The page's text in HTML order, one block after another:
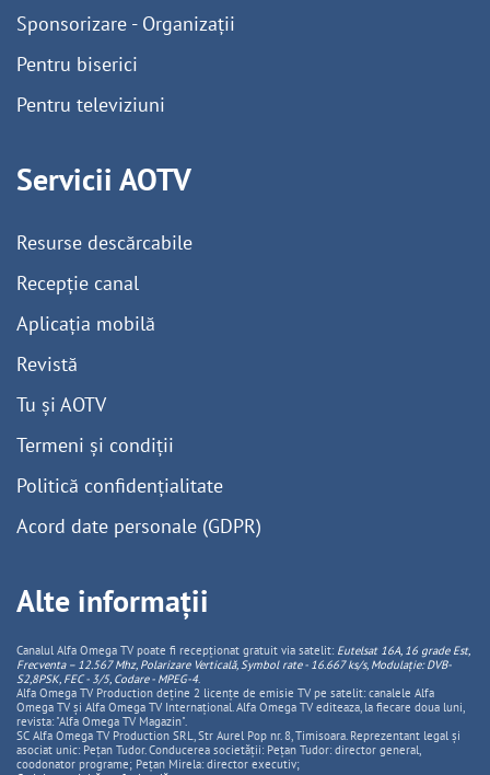
Sponsorizare - Organizații
Pentru biserici
Pentru televiziuni
Servicii AOTV
Resurse descărcabile
Recepție canal
Aplicația mobilă
Revistă
Tu și AOTV
Termeni și condiții
Politică confidențialitate
Acord date personale (GDPR)
Alte informații
Canalul Alfa Omega TV poate fi recepționat gratuit via satelit: Eutelsat 16A, 16 grade Est,
Frecventa – 12.567 Mhz, PolarizareVerticală, Symbol rate - 16.667 ks/s, Modulație: DVB-
S2,8PSK, FEC - 3/5, Codare - MPEG-4.
Alfa Omega TV Production deține 2 licențe de emisie TV pe satelit: canalele Alfa
Omega TV și Alfa Omega TV Internațional. Alfa Omega TV editeaza, la fiecare doua luni,
revista: "Alfa Omega TV Magazin".
SC Alfa Omega TV Production SRL, Str Aurel Pop nr. 8, Timisoara. Reprezentant legal și
asociat unic: Pețan Tudor. Conducerea societății: Pețan Tudor: director general,
coodonator programe; Pețan Mirela: director executiv;